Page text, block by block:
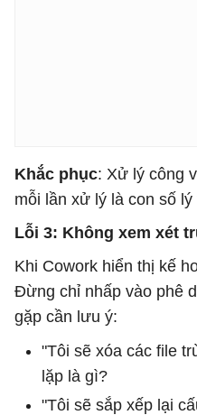
Khắc phục: Xử lý công
mỗi lần xử lý là con số
Lỗi 3: Không xem xét
Khi Cowork hiển thị kế
Đừng chỉ nhấp vào phê
gặp cần lưu ý:
"Tôi sẽ xóa các file
lặp là gì?
"Tôi sẽ sắp xếp lại